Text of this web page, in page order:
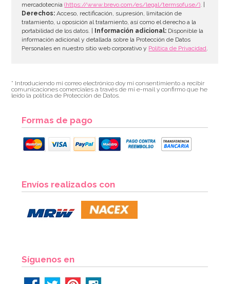
mercadotecnia(https://www.brevo.com/es/legal/termsofuse/). |
Derechos: Acceso, rectificación, supresión, limitación de
tratamiento, u oposición al tratamiento, así como el derecho a la
portabilidad de los datos. |
Información adicional: Disponible la
información adicional y detallada sobre la Protección de Datos
Personales en nuestro sitio web corporativo y Política de Privacidad.
* Introduciendo mi correo electrónico doy mi consentimiento a recibir
comunicaciones comerciales a través de mi e-mail y confirmo que he
leído la política de Protección de Datos.
Formas de pago
Envíos realizados con
Síguenos en